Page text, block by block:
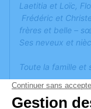
Laetitia et Loïc,
Frédéric et
frères et belle –
Ses neveux et
Toute la famille et
ont la douleur de